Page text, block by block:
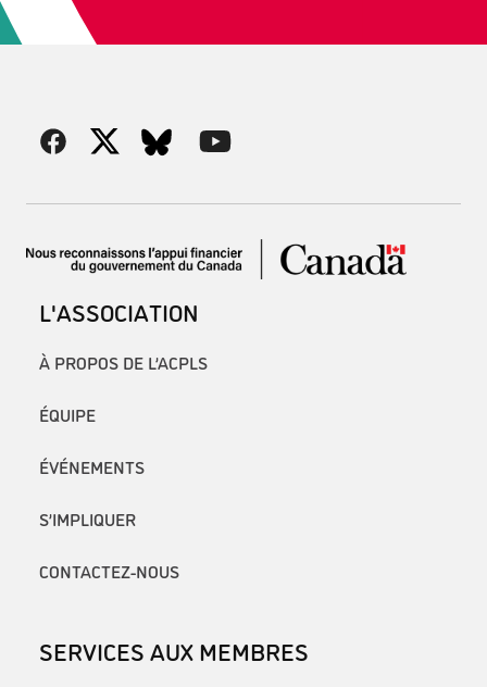
L'ASSOCIATION
À PROPOS DE L’ACPLS
ÉQUIPE
ÉVÉNEMENTS
S’IMPLIQUER
CONTACTEZ-NOUS
SERVICES AUX MEMBRES